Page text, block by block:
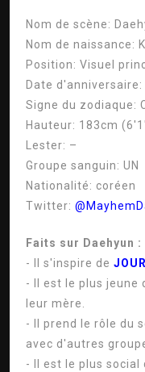
Nom de scène:
Nom de naissance:
Position: Visuel
Date d'anniversaire:
Signe du zodiaque:
Hauteur: 183cm
Lester: –
Groupe sanguin: UN
Nationalité: coréen
Twitter:
Faits sur Daehyun :
- Il s'inspire de
- Il est le plus jeune
leur mère.
- Il prend le rôle du
avec d'autres
- Il est le plus